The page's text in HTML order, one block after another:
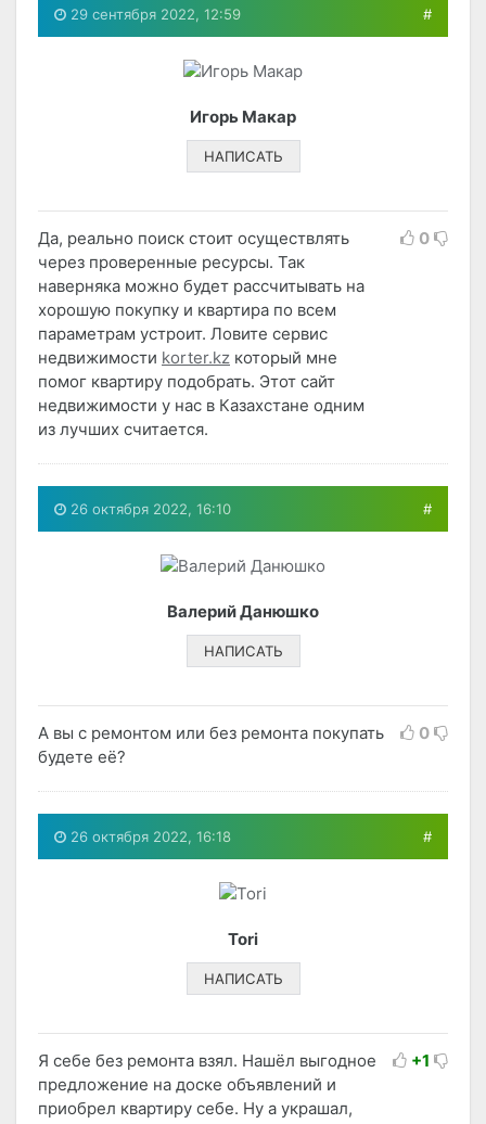
29 сентября 2022, 12:59 #
Игорь Макар
НАПИСАТЬ
Да, реально поиск стоит осуществлять
через проверенные ресурсы. Так
наверняка можно будет рассчитывать на
хорошую покупку и квартира по всем
параметрам устроит. Ловите сервис
недвижимости korter.kz который мне
помог квартиру подобрать. Этот сайт
недвижимости у нас в Казахстане одним
из лучших считается.
0
26 октября 2022, 16:10 #
Валерий Данюшко
НАПИСАТЬ
А вы с ремонтом или без ремонта покупать
будете её?
0
26 октября 2022, 16:18 #
Tori
НАПИСАТЬ
Я себе без ремонта взял. Нашёл выгодное
предложение на доске объявлений и
приобрел квартиру себе. Ну а украшал,
+1